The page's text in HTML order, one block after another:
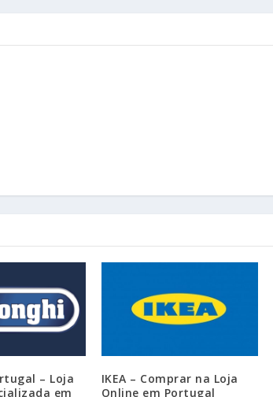
– Loja
em
IKEA – Comprar na Loja
Online em Portugal